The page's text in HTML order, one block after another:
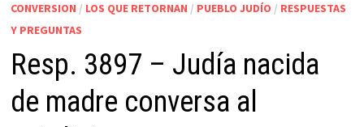
CONVERSION / LOS QUE RETORNAN / PUEBLO JUDÍO / RESPUESTAS
Y PREGUNTAS
Resp. 3897 – Judía nacida
de madre conversa al